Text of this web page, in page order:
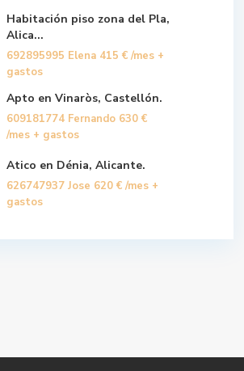
Habitación piso zona del Pla,
Alica...
692895995 Elena 415 € /mes +
gastos
Apto en Vinaròs, Castellón.
609181774 Fernando 630 €
/mes + gastos
Atico en Dénia, Alicante.
626747937 Jose 620 € /mes +
gastos